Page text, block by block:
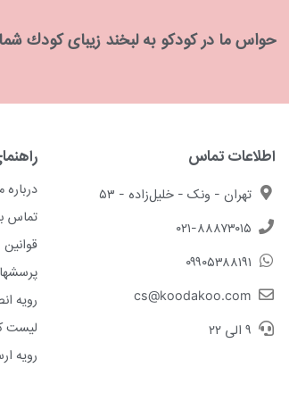
حواس ما در كودكو به لبخند زیبای كودك
اطلاعات تماس
تهران - ونک - خلیل‌زاده - ۵۳
۰۲۱-۸۸۸۷۳۰۱۵
۰۹۹۰۵۳۸۸۱۹۱
cs@koodakoo.com
۹ الی ۲۲
درباره
تماس
رویه
لیست
رویه